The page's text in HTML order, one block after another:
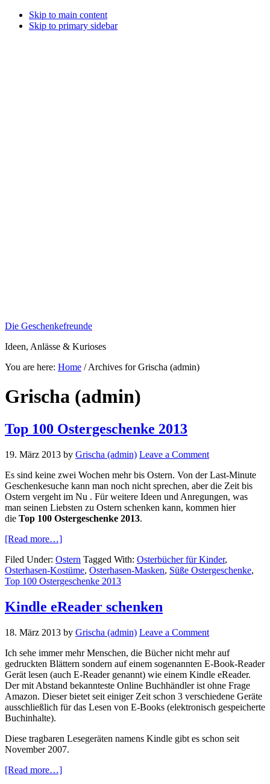
Skip to main content
Skip to primary sidebar
Die Geschenkefreunde
Ideen, Anlässe & Kurioses
You are here: Home /Archives for Grischa (admin)
Grischa (admin)
Top 100 Ostergeschenke 2013
19. März 2013 by Grischa (admin) Leave a Comment
Es sind keine zwei Wochen mehr bis Ostern. Von der Last-Minute
Geschenkesuche kann man noch nicht sprechen, aber die Zeit bis
Ostern vergeht im Nu . Für weitere Ideen und Anregungen, was
man seinen Liebsten zu Ostern schenken kann, kommen hier
die Top 100 Ostergeschenke 2013.
[Read more…]about
100
Ostergeschenke
2013
Filed Under: Ostern Tagged With: Osterbücher für Kinder,
Osterhasen-Kostüme, Osterhasen-Masken, Süße Ostergeschenke,
Top 100 Ostergeschenke 2013
Kindle eReader schenken
18. März 2013 by Grischa (admin) Leave a Comment
Ich sehe immer mehr Menschen, die Bücher nicht mehr auf
gedruckten Blättern sondern auf einem sogenannten E-Book-Reader
Gerät lesen (auch E-Reader genannt) wie einem Kindle eReader.
Der mit Abstand bekannteste Online Buchhändler ist ohne Frage
Amazon. Dieser bietet seit einiger Zeit schon 3 verschiedene Geräte
ausschließlich für das Lesen von E-Books (elektronisch gespeicherte
Buchinhalte).
Diese tragbaren Lesegeräten namens Kindle gibt es schon seit
November 2007.
[Read more…]about